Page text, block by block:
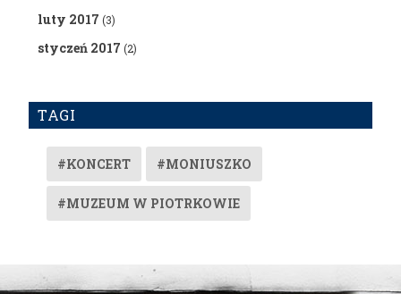
luty 2017 (3)
styczeń 2017 (2)
TAGI
#KONCERT #MONIUSZKO
#MUZEUM W PIOTRKOWIE